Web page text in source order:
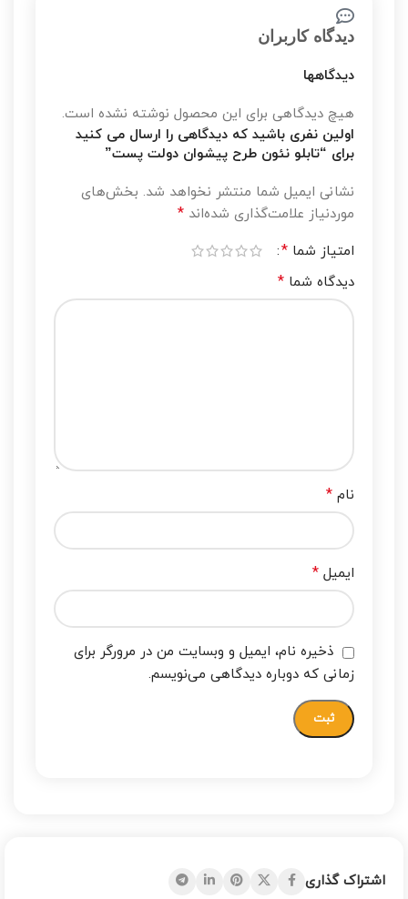
دیدگاه کاربران
دیدگاهها
هیچ دیدگاهی برای این محصول نوشته نشده است.
اولین نفری باشید که دیدگاهی را ارسال می کنید
برای “تابلو نئون طرح پیشوان دولت پست”
نشانی ایمیل شما منتشر نخواهد شد. بخش‌های
موردنیاز علامت‌گذاری شده‌اند *
امتیاز شما *
دیدگاه شما *
نام *
ایمیل *
ذخیره نام، ایمیل و وبسایت من در مرورگر برای
زمانی که دوباره دیدگاهی می‌نویسم.
اشتراک گذاری